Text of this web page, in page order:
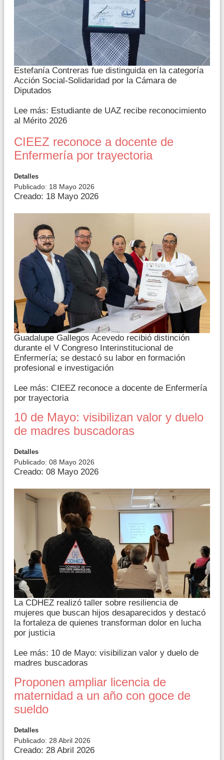
Estefanía Contreras fue distinguida en la categoría
Acción Social-Solidaridad por la Cámara de
Diputados
Lee más: Estudiante de UAZ recibe reconocimiento
al Mérito 2026
CIEEZ reconoce a docente de
Enfermería por trayectoria
Detalles
Publicado: 18 Mayo 2026
Creado: 18 Mayo 2026
Guadalupe Gallegos Acevedo recibió distinción
durante el V Congreso Interinstitucional de
Enfermería; se destacó su labor en formación
profesional e investigación
Lee más: CIEEZ reconoce a docente de Enfermería
por trayectoria
10 de Mayo: visibilizan valor y duelo
de madres buscadoras
Detalles
Publicado: 08 Mayo 2026
Creado: 08 Mayo 2026
La CDHEZ realizó taller sobre resiliencia de
mujeres que buscan hijos desaparecidos y destacó
la fortaleza de quienes transforman dolor en lucha
por justicia
Lee más: 10 de Mayo: visibilizan valor y duelo de
madres buscadoras
Proponen ampliar licencia de
maternidad a un año con goce de
sueldo
Detalles
Publicado: 28 Abril 2026
Creado: 28 Abril 2026